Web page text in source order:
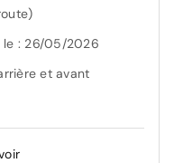
le : 26/05/2026
et avant